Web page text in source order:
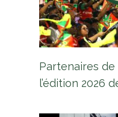
Partenaires
l’édition 2026